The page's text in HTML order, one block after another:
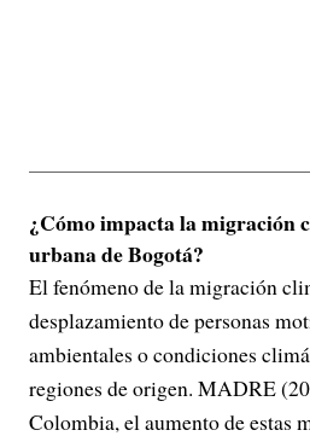
¿Cómo impacta la migración
urbana de Bogotá?
El fenómeno de la migración
desplazamiento de personas
ambientales o condiciones
regiones de origen. MADRE
Colombia, el aumento de estas